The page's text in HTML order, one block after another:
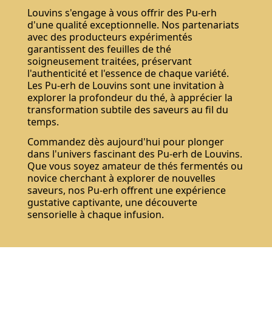
Louvins s'engage à vous offrir des Pu-erh
d'une qualité exceptionnelle. Nos partenariats
avec des producteurs expérimentés
garantissent des feuilles de thé
soigneusement traitées, préservant
l'authenticité et l'essence de chaque variété.
Les Pu-erh de Louvins sont une invitation à
explorer la profondeur du thé, à apprécier la
transformation subtile des saveurs au fil du
temps.
Commandez dès aujourd'hui pour plonger
dans l'univers fascinant des Pu-erh de Louvins.
Que vous soyez amateur de thés fermentés ou
novice cherchant à explorer de nouvelles
saveurs, nos Pu-erh offrent une expérience
gustative captivante, une découverte
sensorielle à chaque infusion.